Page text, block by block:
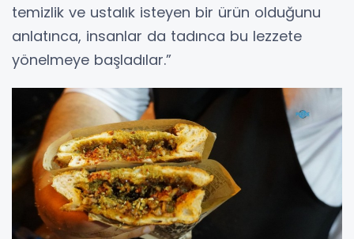
temizlik ve ustalık isteyen bir ürün olduğunu
anlatınca, insanlar da tadınca bu lezzete
yönelmeye başladılar.”